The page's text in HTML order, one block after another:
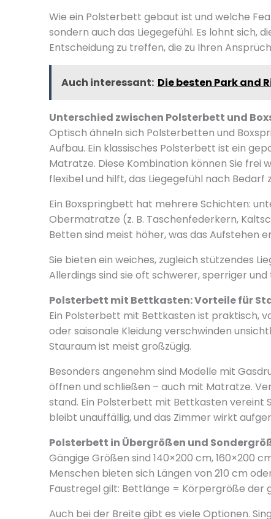
Wie ein Polsterbett gebaut ist und welche
sondern auch das Liegegefühl. Es lohnt sich,
Entscheidung zu treffen, die zu Ihren
Auch interessant: Die besten Park and
Unterschied zwischen Polsterbett und
Optisch ähneln sich Polsterbetten und
Aufbau. Ein klassisches Polsterbett ist ein
Matratze. Diese Kombination können Sie frei
flexibel und hilft, das Liegegefühl nach Bedarf
Ein Boxspringbett hat mehrere Schichten:
Obermatratze (z. B. Taschenfederkern,
Betten sind meist höher, was das Aufstehen
Sie bieten ein weiches, zugleich stützendes
Allerdings sind sie oft schwerer, sperriger
Polsterbett mit Bettkasten: Vorteile für
Ein Polsterbett mit Bettkasten ist praktisch,
oder saisonale Kleidung verschwinden
Stauraum ist meist großzügig.
Besonders angenehm sind Modelle mit
öffnen und schließen – auch mit Matratze.
stand. Ein Polsterbett mit Bettkasten vereint
bleibt unauffällig, und das Zimmer wirkt
Polsterbett in Übergrößen und
Gängige Größen sind 140×200 cm, 160×200
Menschen bieten sich Längen von 210 cm
Faustregel gilt: Bettlänge = Körpergröße der
Auch bei der Breite gibt es viele Optionen.